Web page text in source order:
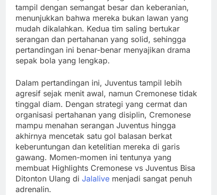
tampil dengan semangat besar dan keberanian,
menunjukkan bahwa mereka bukan lawan yang
mudah dikalahkan. Kedua tim saling bertukar
serangan dan pertahanan yang solid, sehingga
pertandingan ini benar-benar menyajikan drama
sepak bola yang lengkap.
Dalam pertandingan ini, Juventus tampil lebih
agresif sejak menit awal, namun Cremonese tidak
tinggal diam. Dengan strategi yang cermat dan
organisasi pertahanan yang disiplin, Cremonese
mampu menahan serangan Juventus hingga
akhirnya mencetak satu gol balasan berkat
keberuntungan dan ketelitian mereka di garis
gawang. Momen-momen ini tentunya yang
membuat Highlights Cremonese vs Juventus Bisa
Ditonton Ulang di Jalalive menjadi sangat penuh
adrenalin.